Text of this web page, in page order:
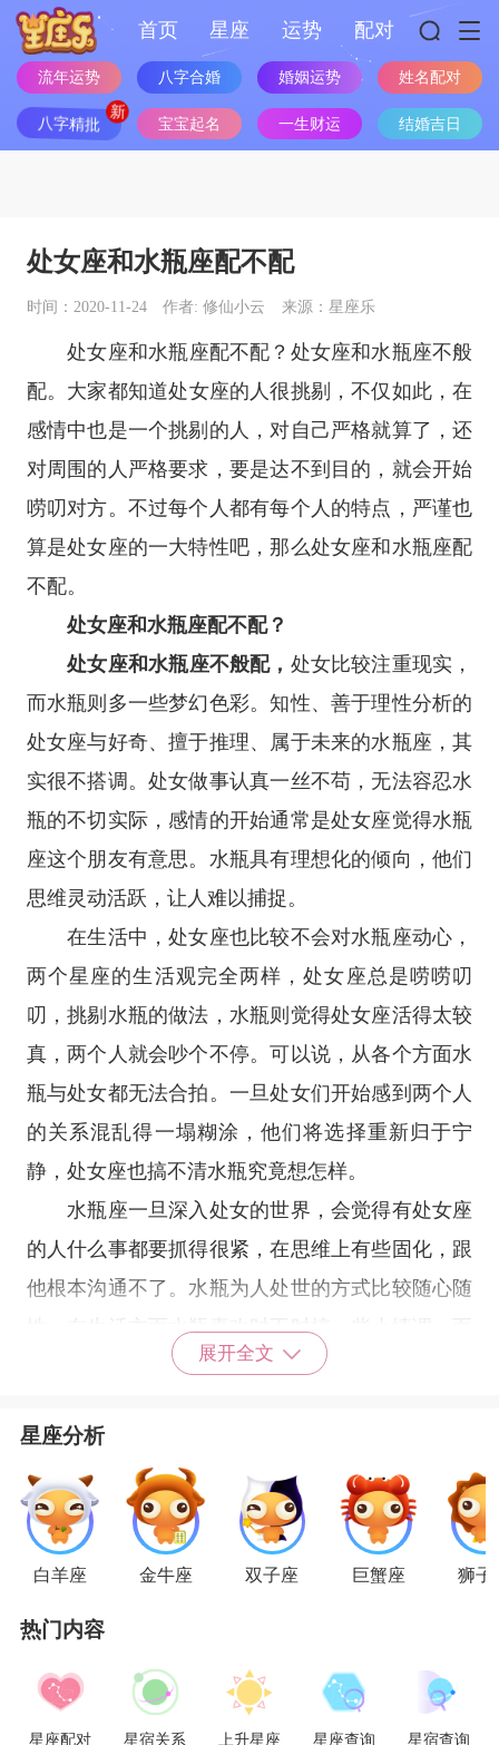
首页 星座 运势 配对
流年运势 八字合婚 婚姻运势 姓名配对
八字精批 宝宝起名 一生财运 结婚吉日
处女座和水瓶座配不配
时间：2020-11-24 作者: 修仙小云 来源：星座乐
处女座和水瓶座配不配？ 处女座和水瓶座不般
配。 大家都知道处女座的人很挑剔，不仅如此，在
感情中也是一个挑剔的人，对自己严格就算了，还
对周围的人严格要求，要是达不到目的，就会开始
唠叨对方。不过每个人都有每个人的特点，严谨也
算是处女座的一大特性吧，那么处女座和水瓶座配
不配。
处女座和水瓶座配不配？
处女座和水瓶座不般配， 处女比较注重现实，
而水瓶则多一些梦幻色彩。知性、善于理性分析的
处女座与好奇、擅于推理、属于未来的水瓶座，其
实很不搭调。处女做事认真一丝不苟，无法容忍水
瓶的不切实际，感情的开始通常是处女座觉得水瓶
座这个朋友有意思。水瓶具有理想化的倾向，他们
思维灵动活跃，让人难以捕捉。
在生活中，处女座也比较不会对水瓶座动心，
两个星座的生活观完全两样，处女座总是唠唠叨
叨，挑剔水瓶的做法，水瓶则觉得处女座活得太较
真，两个人就会吵个不停。可以说，从各个方面水
瓶与处女都无法合拍。一旦处女们开始感到两个人
的关系混乱得一塌糊涂，他们将选择重新归于宁
静，处女座也搞不清水瓶究竟想怎样。
水瓶座一旦深入处女的世界，会觉得有处女座
的人什么事都要抓得很紧，在思维上有些固化，跟
他根本沟通不了。水瓶为人处世的方式比较随心随
性，在生活方面水瓶喜欢时不时搞一些小情调，而
这些处女是完全不感兴趣的。处女座觉得水瓶变化
静下心来理解彼此，两个人性格不合，在一起很煎
熬。
处女座男水瓶女爱情分析
展开全文
星座分析
白羊座 金牛座 双子座 巨蟹座 狮子
热门内容
星座配对 星宿关系 上升星座 星座查询 星宿查询